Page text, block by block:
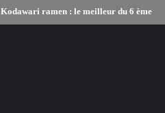
Kodawari ramen : le meilleur du 6 ème